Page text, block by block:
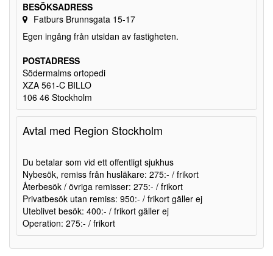
BESÖKSADRESS
Fatburs Brunnsgata 15-17
Egen ingång från utsidan av fastigheten.
POSTADRESS
Södermalms ortopedi
XZA 561-C BILLO
106 46 Stockholm
Avtal med Region Stockholm
Du betalar som vid ett offentligt sjukhus
Nybesök, remiss från husläkare: 275:- / frikort
Återbesök / övriga remisser: 275:- / frikort
Privatbesök utan remiss: 950:- / frikort gäller ej
Uteblivet besök: 400:- / frikort gäller ej
Operation: 275:- / frikort